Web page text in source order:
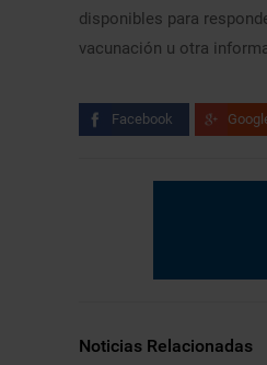
disponibles para
vacunación u otra
Facebook
Noticias Relacionadas